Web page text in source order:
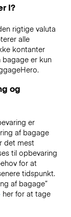
I?
rigtige valuta
alle
kontanter
bagage er kun
og
er
af bagage
det mest
til opbevaring
for at
tidspunkt.
af bagage”
her for at tage